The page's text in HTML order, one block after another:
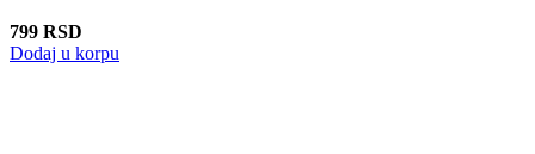
799 RSD
Dodaj u korpu